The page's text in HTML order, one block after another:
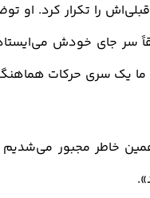
را تکرار کرد. او
سر جای خودش
ما یک سری حرکات
خاطر مجبور می‌شدیم